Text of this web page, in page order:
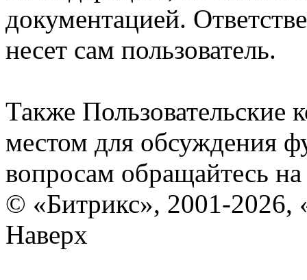
документацией.
несет сам пользователь.
Также Пользовательские
местом для обсуждения
вопросам обращайтесь
© «Битрикс», 2001-2026,
Наверх